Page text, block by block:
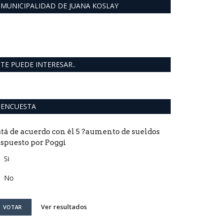
MUNICIPALIDAD DE JUANA KOSLAY
TE PUEDE INTERESAR..
ENCUESTA
de acuerdo con él 5 ?aumento de sueldos
por Poggi
Si
No
VOTAR Ver resultados